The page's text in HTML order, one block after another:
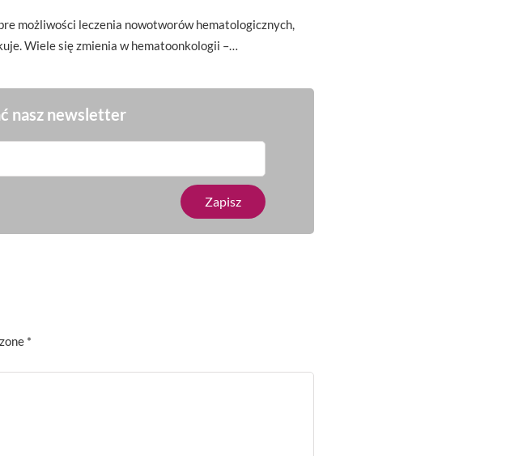
możliwości leczenia nowotworów hematologicznych,
Wiele się zmienia w hematoonkologii –…
nasz newsletter
*